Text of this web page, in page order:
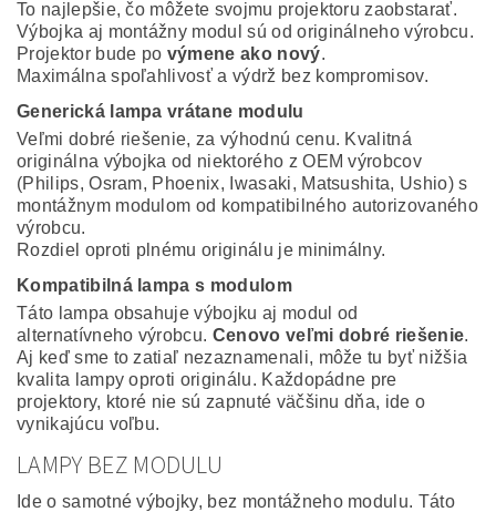
To najlepšie, čo môžete svojmu projektoru zaobstarať.
Výbojka aj montážny modul sú od originálneho výrobcu.
Projektor bude po výmene ako nový.
Maximálna spoľahlivosť a výdrž bez kompromisov.
Generická lampa vrátane modulu
Veľmi dobré riešenie, za výhodnú cenu. Kvalitná
originálna výbojka od niektorého z OEM výrobcov
(Philips, Osram, Phoenix, Iwasaki, Matsushita, Ushio) s
montážnym modulom od kompatibilného autorizovaného
výrobcu.
Rozdiel oproti plnému originálu je minimálny.
Kompatibilná lampa s modulom
Táto lampa obsahuje výbojku aj modul od
alternatívneho výrobcu. Cenovo veľmi dobré riešenie.
Aj keď sme to zatiaľ nezaznamenali, môže tu byť nižšia
kvalita lampy oproti originálu. Každopádne pre
projektory, ktoré nie sú zapnuté väčšinu dňa, ide o
vynikajúcu voľbu.
LAMPY BEZ MODULU
Ide o samotné výbojky, bez montážneho modulu. Táto